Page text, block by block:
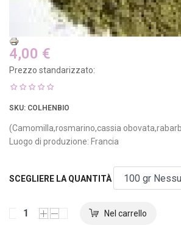
4,00 €
Prezzo standarizzato:
SKU: COLHENBIO
(Camomilla,rosmarino,cassia
Luogo di produzione: Francia
SCEGLIERE LA QUANTITÀ